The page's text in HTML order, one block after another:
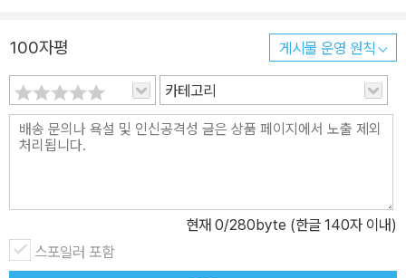
100자평 게시물 운영 원칙
카테고리
현재 0/280byte (한글 140자 이내)
스포일러 포함